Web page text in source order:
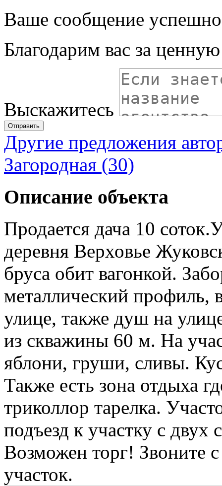
Ваше сообщение успешно
Благодарим вас за
Выскажитесь
Отправить
Другие предложения
Загородная (30)
Описание объекта
Продается дача 10
деревня Верховье
бруса обит вагонкой.
металлический профиль,
улице, также душ на
из скважины 60 м. На
яблони, груши, сливы.
Также есть зона отдыха
триколлор тарелка.
подъезд к участку с
Возможен торг! Звоните
участок.